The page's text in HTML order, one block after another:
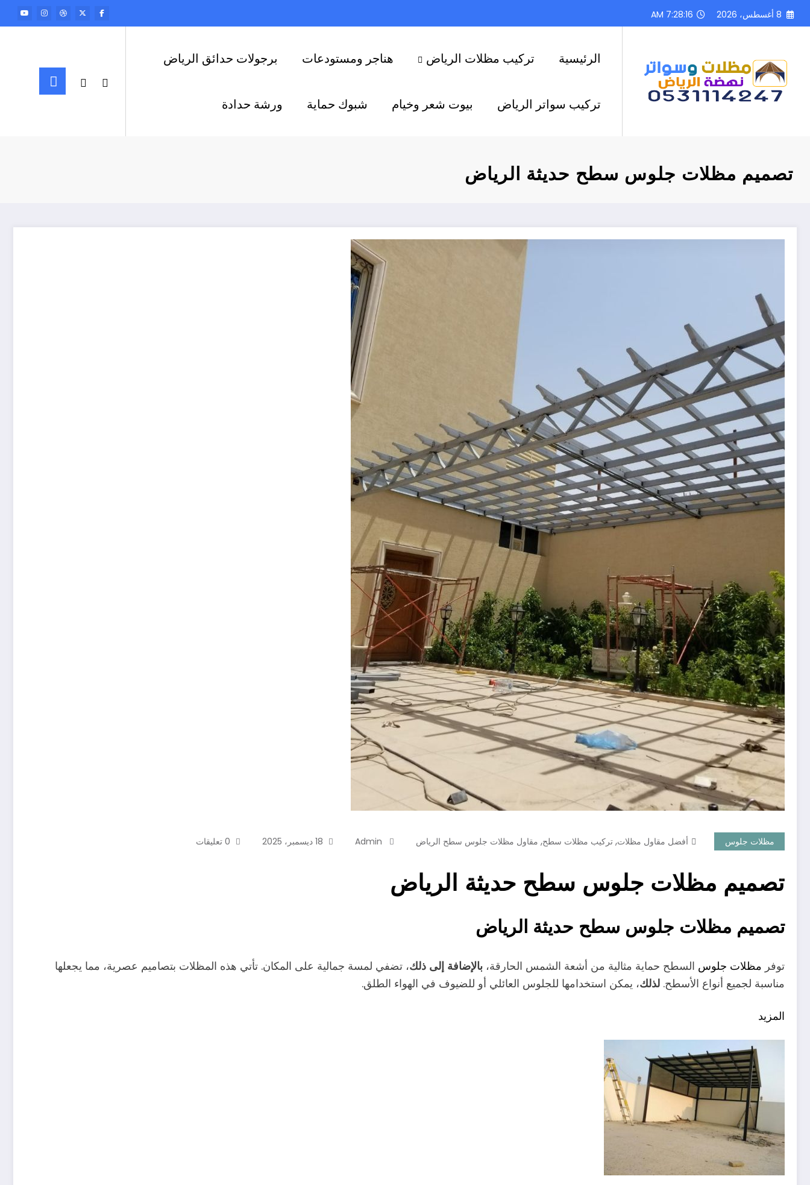
التجاوز
8 أغسطس، 2026 7:28:17 AM
الرئيسية تركيب مظلات الرياض هناجر ومستودعات برجولات حدائق الرياض
تركيب سواتر الرياض بيوت شعر وخيام شبوك حماية ورشة حدادة
تصميم مظلات جلوس سطح حديثة الرياض
مظلات جلوس أفضل مقاول مظلات, تركيب مظلات سطح, مقاول مظلات جلوس سطح الرياض Admin 18 ديسمبر، 2025 0 تعليقات
تصميم مظلات جلوس سطح حديثة الرياض
تصميم مظلات جلوس سطح حديثة الرياض
توفر مظلات جلوس السطح حماية مثالية من أشعة الشمس الحارقة، بالإضافة إلى ذلك، تضفي لمسة جمالية على المكان. تأتي هذه المظلات بتصاميم عصرية، مما يجعلها
مناسبة لجميع أنواع الأسطح. لذلك، يمكن استخدامها للجلوس العائلي أو للضيوف في الهواء الطلق.
المزيد